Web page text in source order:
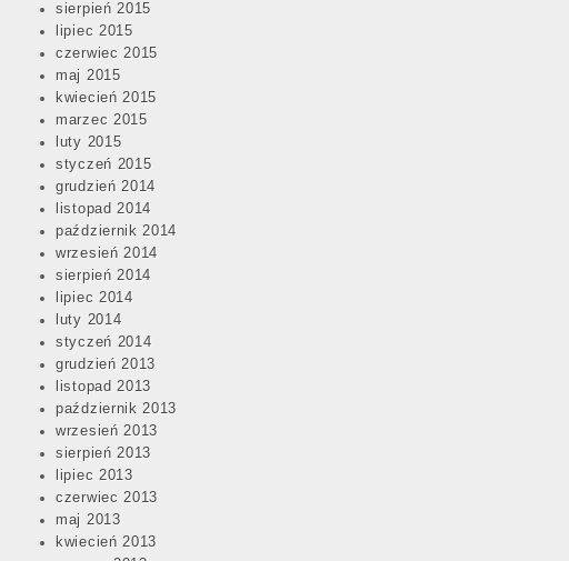
sierpień 2015
lipiec 2015
czerwiec 2015
maj 2015
kwiecień 2015
marzec 2015
luty 2015
styczeń 2015
grudzień 2014
listopad 2014
październik 2014
wrzesień 2014
sierpień 2014
lipiec 2014
luty 2014
styczeń 2014
grudzień 2013
listopad 2013
październik 2013
wrzesień 2013
sierpień 2013
lipiec 2013
czerwiec 2013
maj 2013
kwiecień 2013